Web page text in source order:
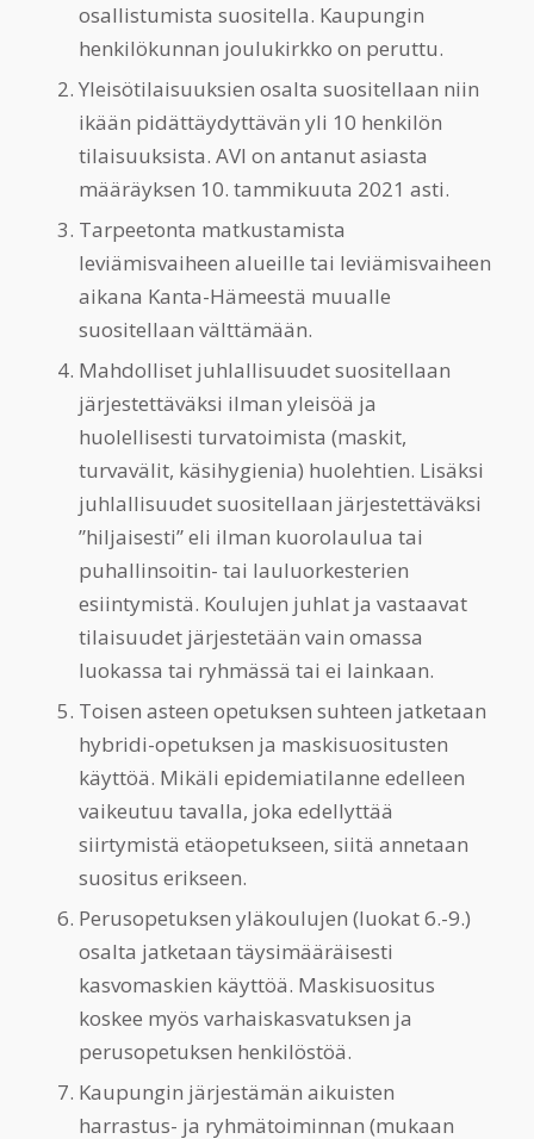
osallistumista suositella. Kaupungin
henkilökunnan joulukirkko on peruttu.
Yleisötilaisuuksien osalta suositellaan niin
ikään pidättäydyttävän yli 10 henkilön
tilaisuuksista. AVI on antanut asiasta
määräyksen 10. tammikuuta 2021 asti.
Tarpeetonta matkustamista
leviämisvaiheen alueille tai leviämisvaiheen
aikana Kanta-Hämeestä muualle
suositellaan välttämään.
Mahdolliset juhlallisuudet suositellaan
järjestettäväksi ilman yleisöä ja
huolellisesti turvatoimista (maskit,
turvavälit, käsihygienia) huolehtien. Lisäksi
juhlallisuudet suositellaan järjestettäväksi
”hiljaisesti” eli ilman kuorolaulua tai
puhallinsoitin- tai lauluorkesterien
esiintymistä. Koulujen juhlat ja vastaavat
tilaisuudet järjestetään vain omassa
luokassa tai ryhmässä tai ei lainkaan.
Toisen asteen opetuksen suhteen jatketaan
hybridi-opetuksen ja maskisuositusten
käyttöä. Mikäli epidemiatilanne edelleen
vaikeutuu tavalla, joka edellyttää
siirtymistä etäopetukseen, siitä annetaan
suositus erikseen.
Perusopetuksen yläkoulujen (luokat 6.-9.)
osalta jatketaan täysimääräisesti
kasvomaskien käyttöä. Maskisuositus
koskee myös varhaiskasvatuksen ja
perusopetuksen henkilöstöä.
Kaupungin järjestämän aikuisten
harrastus- ja ryhmätoiminnan (mukaan